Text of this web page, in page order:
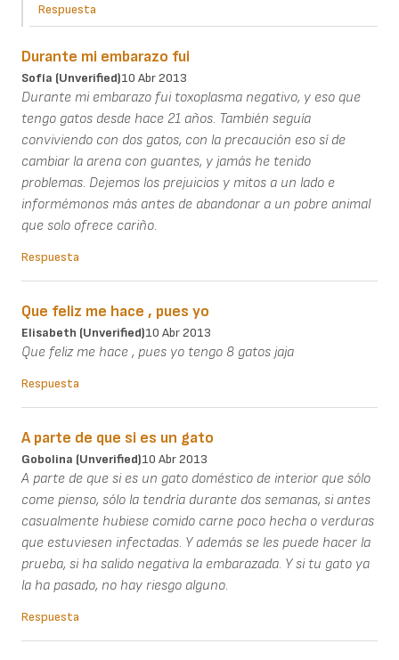
Respuesta
Durante mi embarazo fui
Sofía (unverified)10 Abr 2013
Durante mi embarazo fui toxoplasma negativo, y eso que
tengo gatos desde hace 21 años. También seguía
conviviendo con dos gatos, con la precaución eso sí de
cambiar la arena con guantes, y jamás he tenido
problemas. Dejemos los prejuicios y mitos a un lado e
informémonos más antes de abandonar a un pobre animal
que solo ofrece cariño.
Respuesta
Que feliz me hace , pues yo
Elisabeth (unverified)10 Abr 2013
Que feliz me hace , pues yo tengo 8 gatos jaja
Respuesta
A parte de que si es un gato
Gobolina (unverified)10 Abr 2013
A parte de que si es un gato doméstico de interior que sólo
come pienso, sólo la tendría durante dos semanas, si antes
casualmente hubiese comido carne poco hecha o verduras
que estuviesen infectadas. Y además se les puede hacer la
prueba, si ha salido negativa la embarazada. Y si tu gato ya
la ha pasado, no hay riesgo alguno.
Respuesta